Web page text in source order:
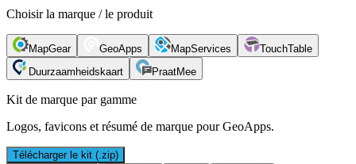
Choisir la marque / le produit
MapGear GeoApps MapServices
TouchTable
Duurzaamheidskaart
PraatMee
Kit de marque par gamme
Logos, favicons et résumé de marque pour GeoApps.
Télécharger le kit (.zip)